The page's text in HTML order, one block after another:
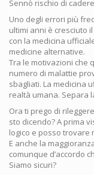
Sennò rischio di
Uno degli errori più
ultimi anni è cresciuto
con la medicina
medicine alternative.
Tra le motivazioni che
numero di malattie
sbagliati. La medicina
realtà umana. Separa
Ora ti prego di
sto dicendo? A prima
logico e posso trovare
E anche la
comunque d’accordo
Siamo sicuri?